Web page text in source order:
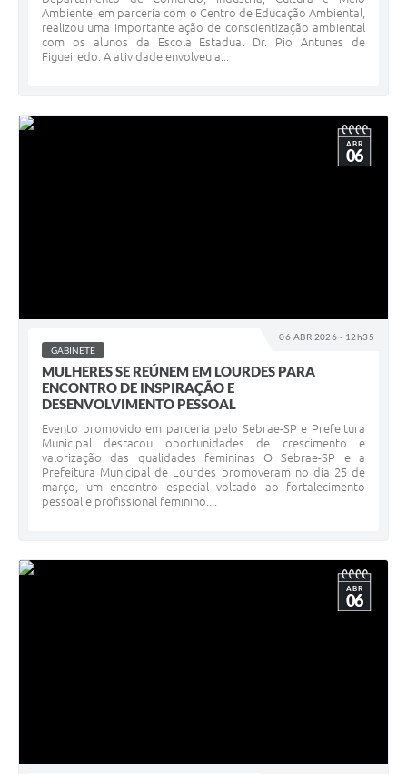
Ambiente, em parceria com o Centro de Educação Ambiental,
realizou uma importante ação de conscientização ambiental
com os alunos da Escola Estadual Dr. Pio Antunes de
Figueiredo. A atividade envolveu a...
06 ABR 2026 - 12h35
ABR
06
GABINETE
MULHERES SE REÚNEM EM LOURDES PARA
ENCONTRO DE INSPIRAÇÃO E
DESENVOLVIMENTO PESSOAL
Evento promovido em parceria pelo Sebrae-SP e Prefeitura
Municipal destacou oportunidades de crescimento e
valorização das qualidades femininas O Sebrae-SP e a
Prefeitura Municipal de Lourdes promoveram no dia 25 de
março, um encontro especial voltado ao fortalecimento
pessoal e profissional feminino....
ABR
06